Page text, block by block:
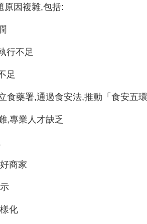
原因複雜,包括:
行不足
足
食藥署,通過食安法,推動「食安五
,專業人才缺乏
商家
化